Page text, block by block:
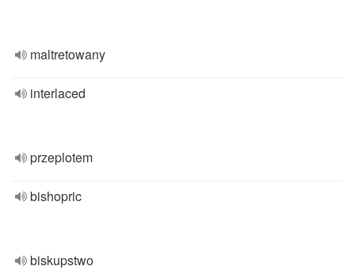
maltretowany
interlaced
przeplotem
bishopric
biskupstwo